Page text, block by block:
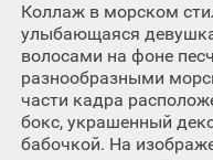
Коллаж в морском
улыбающаяся
волосами на фоне
разнообразными
части кадра
бокс, украшенный
бабочкой. На